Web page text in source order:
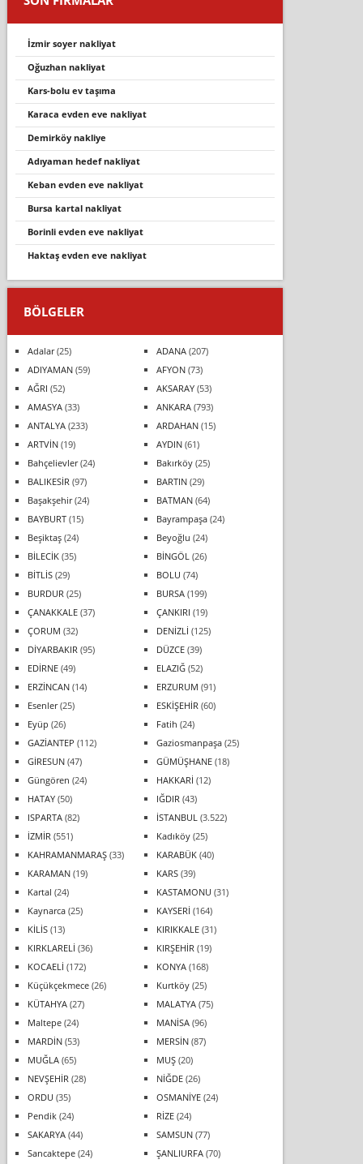
i̇zmir soyer nakliyat
oğuzhan nakli̇yat
kars-bolu ev taşima
karaca evden eve nakli̇yat
demi̇rköy nakli̇ye
adıyaman hedef nakliyat
keban evden eve nakli̇yat
bursa kartal nakliyat
borinli evden eve nakliyat
haktaş evden eve nakliyat
BÖLGELER
Adalar(25) ADANA(207)
ADIYAMAN(59) AFYON(73)
AĞRI (52) AKSARAY(53)
AMASYA(33) ANKARA(793)
ANTALYA(233) ARDAHAN(15)
ARTVİN(19) AYDIN(61)
Bahçelievler(24) Bakırköy(25)
BALIKESİR (97) BARTIN(29)
Başakşehir(24) BATMAN(64)
BAYBURT(15) Bayrampaşa(24)
Beşiktaş(24) Beyoğlu (24)
BİLECİK(35) BİNGÖL (26)
BİTLİS(29) BOLU (74)
BURDUR (25) BURSA(199)
ÇANAKKALE(37) ÇANKIRI (19)
ÇORUM (32) DENİZLİ (125)
DİYARBAKIR (95) DÜZCE(39)
EDİRNE(49) ELAZIĞ(52)
ERZİNCAN(14) ERZURUM (91)
Esenler(25) ESKİŞEHİR (60)
Eyüp (26) Fatih (24)
GAZİANTEP (112) Gaziosmanpaşa(25)
GİRESUN(47) GÜMÜŞHANE(18)
Güngören (24) HAKKARİ (12)
HATAY(50) IĞDIR (43)
ISPARTA(82) İSTANBUL (3.522)
İZMİR (551) Kadıköy(25)
KAHRAMANMARAŞ(33) KARABÜK(40)
KARAMAN(19) KARS(39)
Kartal (24) KASTAMONU (31)
Kaynarca(25) KAYSERİ (164)
KİLİS(13) KIRIKKALE(31)
KIRKLARELİ (36) KIRŞEHİR (19)
KOCAELİ (172) KONYA(168)
Küçükçekmece(26) Kurtköy(25)
KÜTAHYA(27) MALATYA(75)
Maltepe(24) MANİSA(96)
MARDİN(53) MERSİN(87)
MUĞLA(65) MUŞ(20)
NEVŞEHİR (28) NİĞDE(26)
ORDU (35) OSMANİYE(24)
Pendik(24) RİZE(24)
SAKARYA(44) SAMSUN(77)
Sancaktepe(24) ŞANLIURFA(70)